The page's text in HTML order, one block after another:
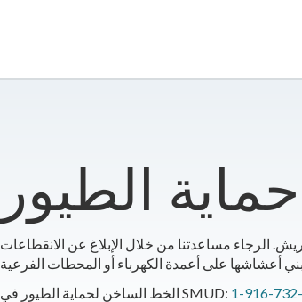
حماية الطيور
الرجاء مساعدتنا من خلال الإبلاغ عن الانقطاعات
الخط الساخن لحماية الطيور في SMUD: 1-916-